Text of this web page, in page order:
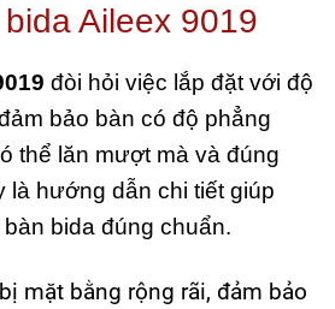
Aileex 9019
đòi hỏi việc lắp đặt với độ
bảo bàn có độ phẳng
thể lăn mượt mà và đúng
là hướng dẫn chi tiết giúp
bida đúng chuẩn.
mặt bằng rộng rãi, đảm bảo